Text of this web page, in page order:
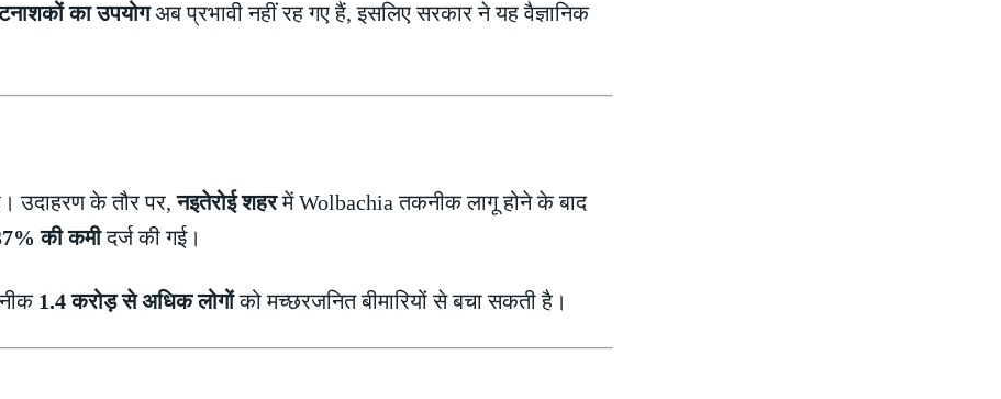
का उपयोगअब प्रभावी नहीं रह गए हैं, इसलिए सरकार ने यह वैज्ञानिक
उदाहरण के तौर पर,नइतेरोई शहरमें Wolbachia तकनीक लागू होने के बाद
की कमीदर्ज की गई।
1.4 करोड़ से अधिक लोगोंको मच्छरजनित बीमारियों से बचा सकती है।